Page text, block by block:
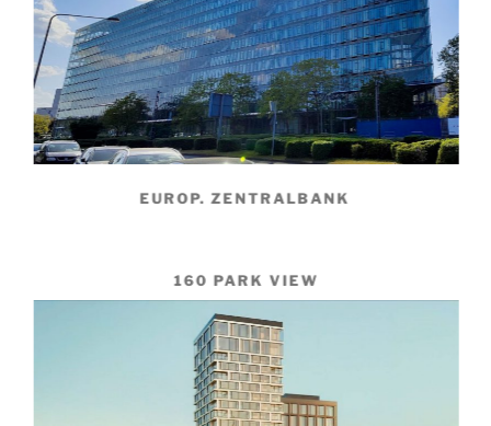
EUROP. ZENTRALBANK
160 PARK VIEW